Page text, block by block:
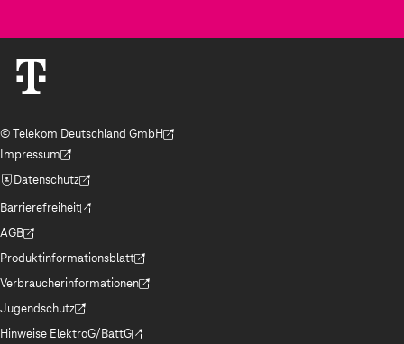
© Telekom Deutschland GmbH
(Der Link wird in einem neuen Tab geöffnet)
Impressum
(Der Link wird in einem neuen Tab geöffnet)
Datenschutz
(Der Link wird in einem neuen Tab geöffnet)
Barrierefreiheit
(Der Link wird in einem neuen Tab geöffnet)
AGB
(Der Link wird in einem neuen Tab geöffnet)
Produktinformationsblatt
(Der Link wird in einem neuen Tab geöffnet)
Verbraucherinformationen
(Der Link wird in einem neuen Tab geöffnet)
Jugendschutz
(Der Link wird in einem neuen Tab geöffnet)
Hinweise ElektroG/BattG